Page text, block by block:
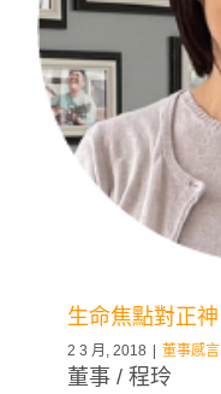
生命焦點對正神
2 3 月, 2018 董事感言
董事 / 程玲